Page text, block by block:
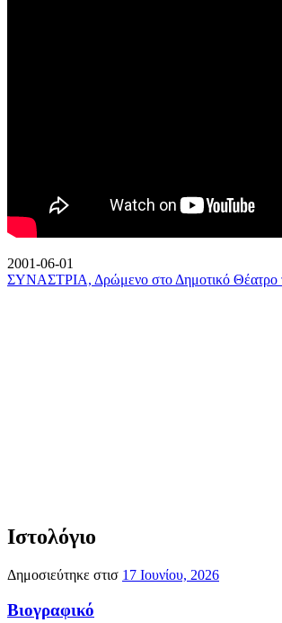
2001-06-01
ΣΥΝΑΣΤΡΙΑ, Δρώμενο στο Δημοτικό Θέατρο
Ιστολόγιο
Δημοσιεύτηκε στισ 17 Ιουνίου, 2026
Βιογραφικό